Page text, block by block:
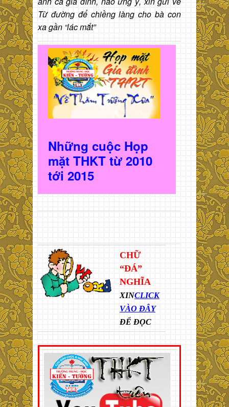
Từ đường để chiềng làng cho bà con
xa gần “lác mắt”
Những cuộc Họp
mặt THKT từ 2010
tới 2015
CHỮ
“ĐÁ”
NGHĨA
XINCLICK
VÀO ĐÂY
ĐỂ ĐỌC